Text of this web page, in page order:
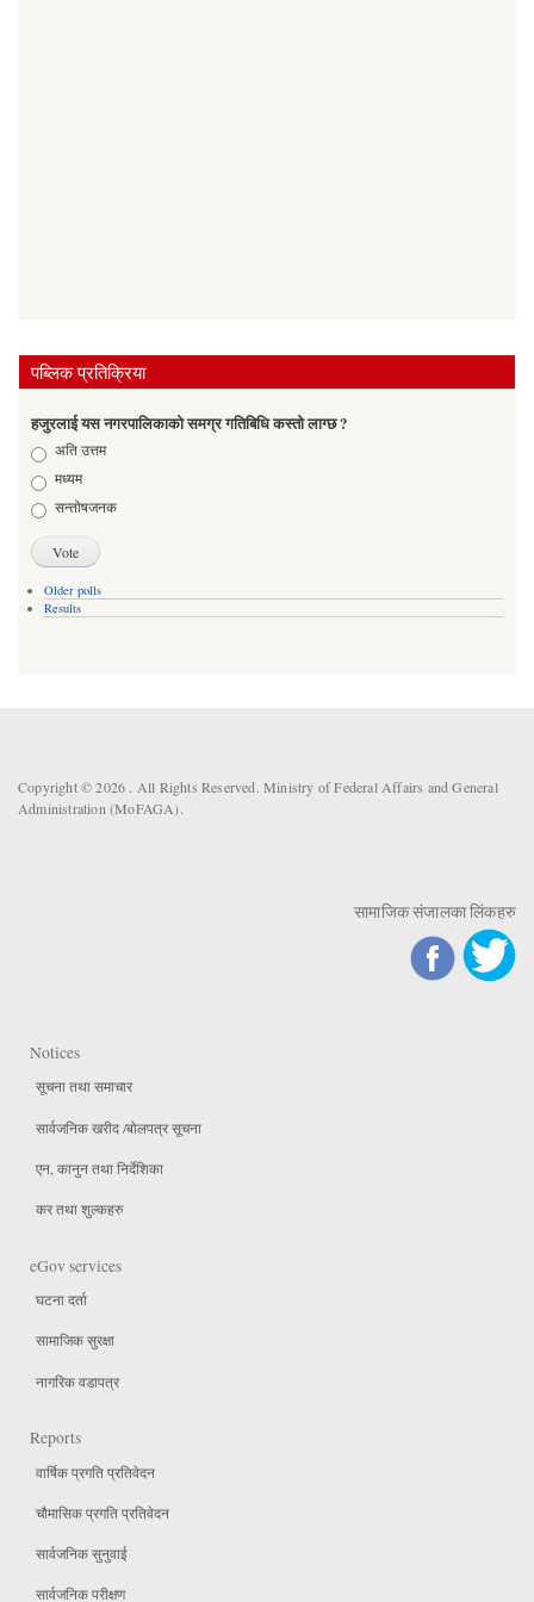
पब्लिक प्रतिक्रिया
हजुरलाई यस नगरपालिकाको समग्र गतिबिधि कस्तो लाग्छ ?
Choicesअति उत्तम
मध्यम
सन्तोषजनक
Older polls
Results
Copyright © 2026 . All Rights Reserved. Ministry of Federal Affairs and General
Administration (MoFAGA).
सामाजिक संजालका लिंकहरु
Notices
सूचना तथा समाचार
सार्वजनिक खरीद /बोलपत्र सूचना
एन, कानुन तथा निर्देशिका
कर तथा शुल्कहरु
eGov services
घटना दर्ता
सामाजिक सुरक्षा
नागरिक वडापत्र
Reports
वार्षिक प्रगति प्रतिवेदन
चौमासिक प्रगति प्रतिवेदन
सार्वजनिक सुनुवाई
सार्वजनिक परीक्षण